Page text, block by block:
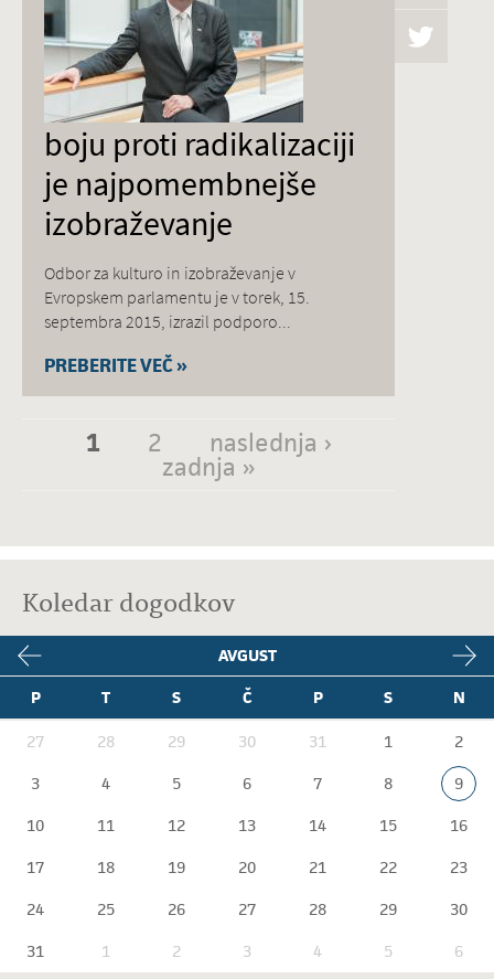
boju proti radikalizaciji
je najpomembnejše
izobraževanje
Odbor za kulturo in izobraževanje v
Evropskem parlamentu je v torek, 15.
septembra 2015, izrazil podporo...
PREBERITE VEČ »
1 2 naslednja ›
zadnja »
Koledar dogodkov
AVGUST
P
T S Č P S N
27 28 29 30 31 1
2
3
4 5 6 7 8
9
10
11 12 13 14 15
16
17
18 19 20 21 22
23
24
25 26 27 28 29
30
31
1 2 3 4 5 6